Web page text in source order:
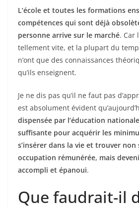
L’école et toutes les formations
compétences qui sont déjà
personne arrive sur le marché. Car
tellement vite, et la plupart du
n’ont que des connaissances
qu’ils enseignent.
Je ne dis pas qu’il ne faut pas
est absolument évident
dispensée par l’éducation
suffisante pour acquérir les
s’insérer dans la vie et trouver
occupation rémunérée, mais
accompli et épanoui.
Que faudrait-il